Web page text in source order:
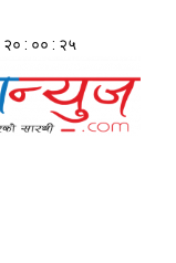
२० : ०० : २५